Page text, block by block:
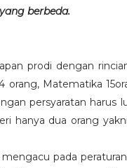
berbeda.
prodi dengan
orang, Matematika
persyaratan harus
hanya dua orang
pada